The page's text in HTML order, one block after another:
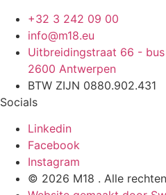
+32 3 242 09 00
info@m18.eu
Uitbreidingstraat 66 -
2600 Antwerpen
BTW ZIJN 0880.902.431
Socials
Linkedin
Facebook
Instagram
© 2026 M18 . Alle